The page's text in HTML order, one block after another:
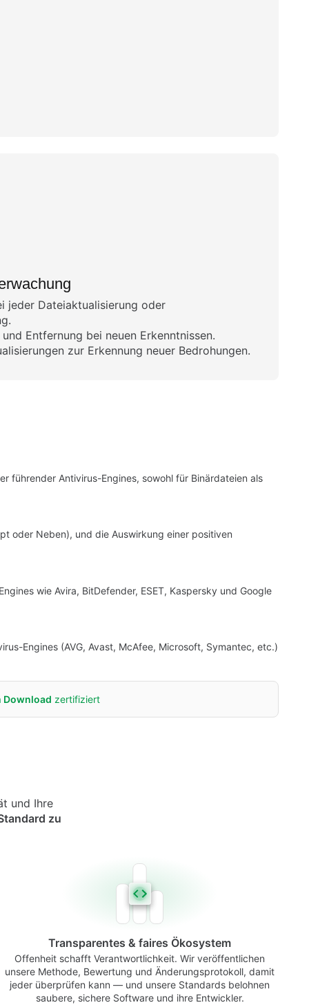
jeder Dateiaktualisierung oder
Entfernung bei neuen Erkenntnissen.
zur Erkennung neuer Bedrohungen.
führender Antivirus-Engines, sowohl für Binärdateien als
oder Neben), und die Auswirkung einer positiven
wie Avira, BitDefender, ESET, Kaspersky und Google
Engines (AVG, Avast, McAfee, Microsoft, Symantec, etc.)
Download zertifiziert
und Ihre
zu
Transparentes & faires Ökosystem
Offenheit schafft Verantwortlichkeit. Wir veröffentlichen
unsere Methode, Bewertung und Änderungsprotokoll, damit
jeder überprüfen kann — und unsere Standards belohnen
saubere, sichere Software und ihre Entwickler.